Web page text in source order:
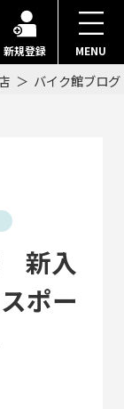
新規登録 MENU
バイク館ブログ
新入
ポー